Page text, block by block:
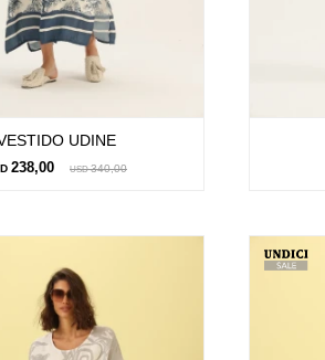
UDINE
238,00 USD 340,00